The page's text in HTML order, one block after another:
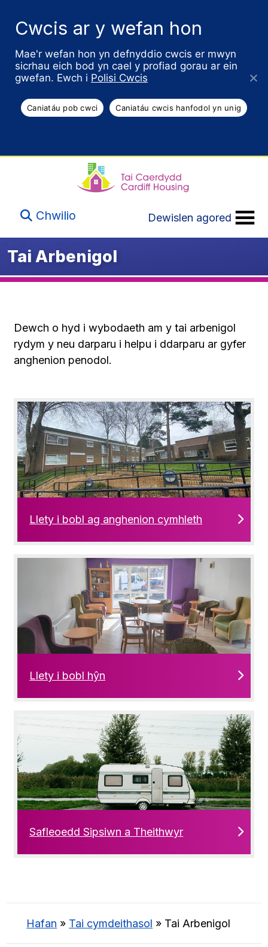
Cwcis ar y wefan hon
Mae'r wefan hon yn defnyddio cwcis er mwyn
sicrhau eich bod yn cael y profiad gorau ar ein
gwefan. Ewch i Polisi Cwcis
Caniatáu pob cwci Caniatáu cwcis hanfodol yn unig
Chwilio Dewislen agored
Tai Arbenigol
Dewch o hyd i wybodaeth am y tai arbenigol
rydym y neu darparu i helpu i ddarparu ar gyfer
anghenion penodol.
Llety i bobl ag anghenion cymhleth
Llety i bobl hŷn
Safleoedd Sipsiwn a Theithwyr
Hafan » Tai cymdeithasol » Tai Arbenigol